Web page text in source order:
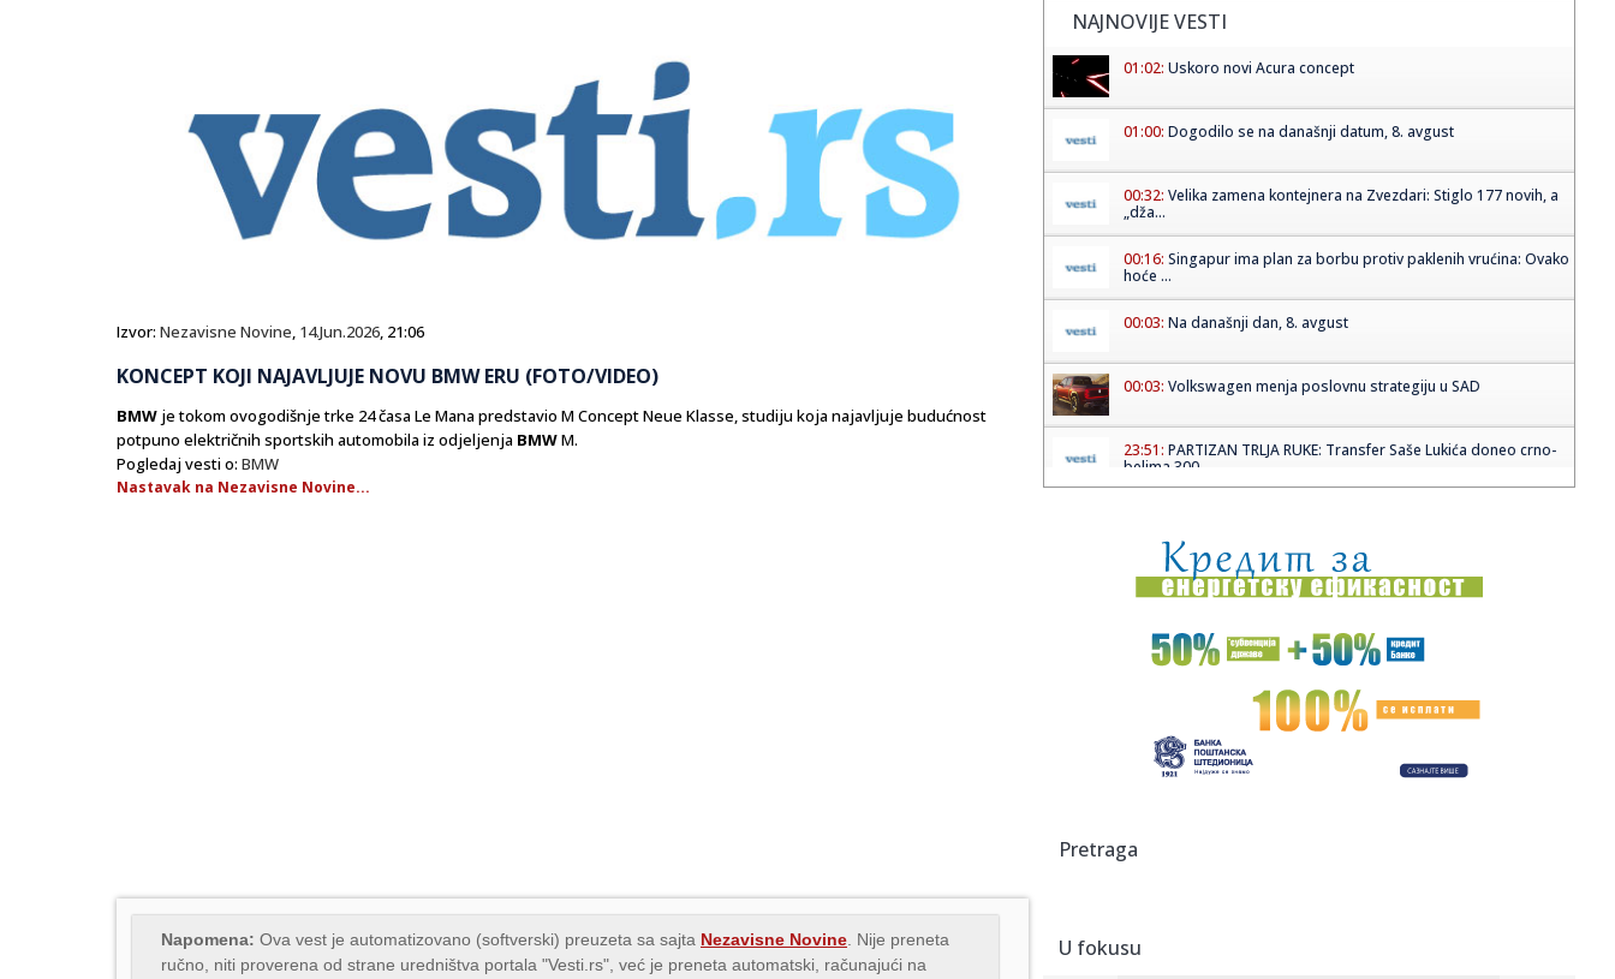
Izvor: Nezavisne Novine, 14.Jun.2026, 21:06
KONCEPT KOJI NAJAVLJUJE NOVU BMW ERU (FOTO/VIDEO)
BMW je tokom ovogodišnje trke 24 časa Le Mana predstavio M Concept Neue Klasse, studiju koja najavljuje budućnost
potpuno električnih sportskih automobila iz odjeljenja BMWM.
Pogledaj vesti o: BMW
Nastavak na Nezavisne Novine...
Napomena: Ova vest je automatizovano (softverski) preuzeta sa sajta Nezavisne Novine . Nije preneta
ručno, niti proverena od strane uredništva portala "Vesti.rs", već je preneta automatski, računajući na
NAJNOVIJE VESTI
01:02: Uskoro novi Acura concept
01:00: Dogodilo se na današnji datum, 8. avgust
00:32: Velika zamena kontejnera na Zvezdari: Stiglo 177 novih, a
„dža...
00:16: Singapur ima plan za borbu protiv paklenih vrućina: Ovako
hoće ...
00:03: Na današnji dan, 8. avgust
00:03: Volkswagen menja poslovnu strategiju u SAD
23:51: PARTIZAN TRLJA RUKE: Transfer Saše Lukića doneo crno-
belima 300...
23:47:Srpkinje pronašle novčanik u Čanju, pa uradile nešto što je
23:46:Detalji drame na nemačkom aerodromu: Vozač nogom
izbacio dron s...
Kraj za Aleksandru i Anu: Eliminisane već na startu
23:35:"Nema lakih utakmica, ali mi smo Vojvodina"
23:29:
Pretraga
U fokusu